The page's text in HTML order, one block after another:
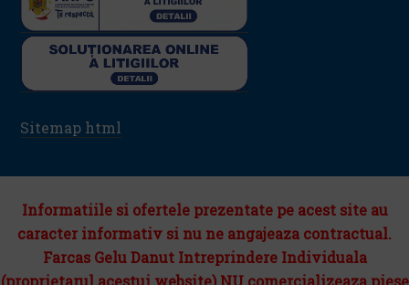
Sitemap html
Informatiile si ofertele prezentate pe acest site au
caracter informativ si nu ne angajeaza contractual.
Farcas Gelu Danut Intreprindere Individuala